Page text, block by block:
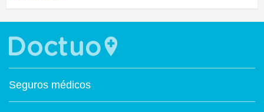
Seguros médicos